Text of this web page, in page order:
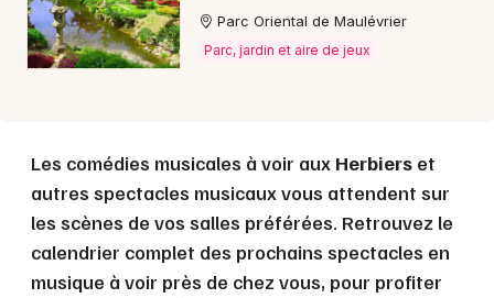
Parc Oriental de Maulévrier
Parc, jardin et aire de jeux
Les comédies musicales à voir aux Herbiers et
autres spectacles musicaux vous attendent sur
les scènes de vos salles préférées. Retrouvez le
calendrier complet des prochains spectacles en
musique à voir près de chez vous, pour profiter